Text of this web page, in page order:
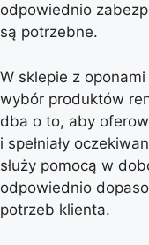
odpowiednio
są potrzebne.
W sklepie z
wybór produktów
dba o to, aby
i spełniały
służy pomocą w
odpowiednio
potrzeb klienta.